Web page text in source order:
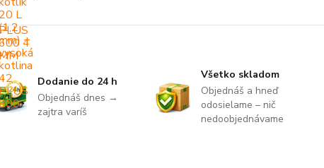
Dodanie do 24 h
Objednáš dnes →
zajtra varíš
Všetko skladom
Objednáš a hneď
odosielame – nič
nedoobjednávame